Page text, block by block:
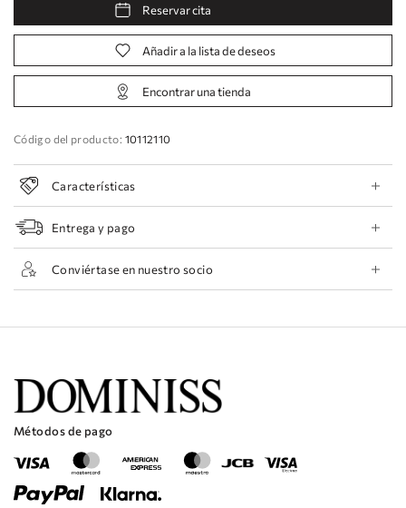
Reservar cita
Añadir a la lista de deseos
Encontrar una tienda
Código del producto: 10112110
Características
Entrega y pago
Conviértase en nuestro socio
Métodos de pago